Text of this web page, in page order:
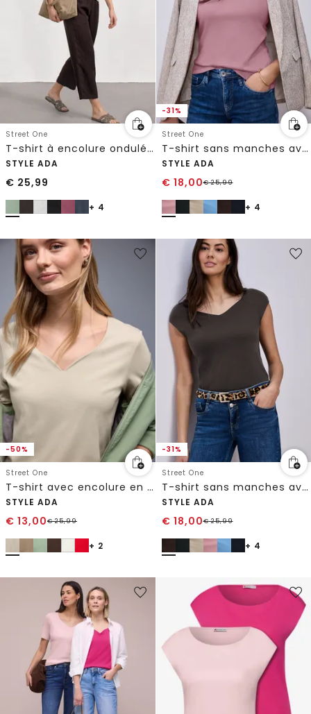
Street One
T-shirt à encolure ondulée, couleur unie
STYLE ADA
€ 25,99
+ 4
-31%
Street One
T-shirt sans manches avec encolure en diamant
STYLE ADA
€ 18,00€25,99
+ 4
-50%
Street One
T-shirt avec encolure en cœur
STYLE ADA
€ 13,00€25,99
+ 2
-31%
Street One
T-shirt sans manches avec encolure en diamant
STYLE ADA
€ 18,00€25,99
+ 4